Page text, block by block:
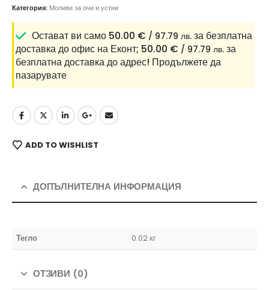
Категория: Моливи за очи и устни
Остават ви само 50.00 € / 97.79 лв. за безплатна
доставка до офис на Еконт; 50.00 € / 97.79 лв. за
безплатна доставка до адрес! Продължете да
пазарувате
ADD TO WISHLIST
ДОПЪЛНИТЕЛНА ИНФОРМАЦИЯ
Тегло 0.02 кг
ОТЗИВИ (0)